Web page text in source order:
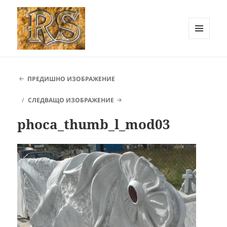
Каменоделски услуги
ПРЕДИШНО ИЗОБРАЖЕНИЕ
СЛЕДВАЩО ИЗОБРАЖЕНИЕ
phoca_thumb_l_mod03